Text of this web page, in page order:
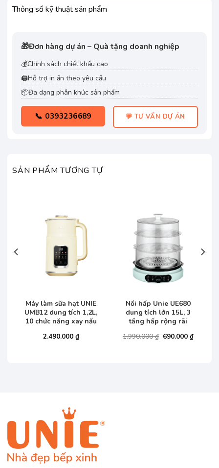
Thông số kỹ thuật sản phẩm
🎁Đơn hàng dự án – Quà tặng doanh nghiệp
💰Chính sách chiết khấu cao
🖨️Hỗ trợ in ấn theo yêu cầu
📦Đa dạng phân khúc sản phẩm
📞 0393236689 💬 TƯ VẤN DỰ ÁN
SẢN PHẨM TƯƠNG TỰ
Máy làm sữa hạt UNIE
UMB12 dung tích 1,2L,
10 chức năng xay nấu
2.490.000 ₫
Nồi hấp Unie UE680
dung tích lớn 15L, 3
tầng hấp rộng rãi
1.990.000₫ Giá
690.000₫Giá